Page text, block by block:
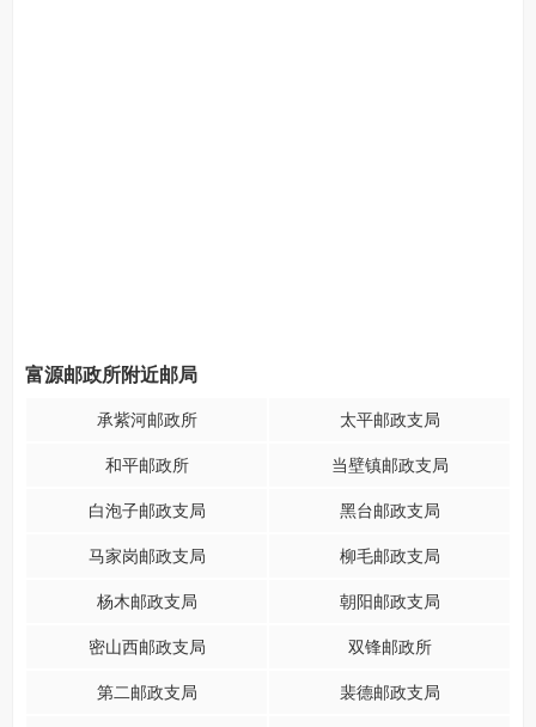
富源邮政所附近邮局
承紫河邮政所 太平邮政支局
和平邮政所 当壁镇邮政支局
白泡子邮政支局 黑台邮政支局
马家岗邮政支局 柳毛邮政支局
杨木邮政支局 朝阳邮政支局
密山西邮政支局 双锋邮政所
第二邮政支局 裴德邮政支局